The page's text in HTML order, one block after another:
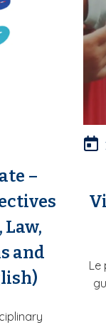
–
and
Le